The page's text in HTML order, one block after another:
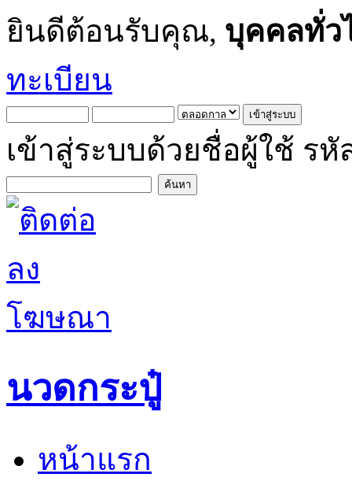
ยินดีต้อนรับคุณ, บุคคลทั่ว
ทะเบียน
เข้าสู่ระบบด้วยชื่อผู้ใช้ รหั
นวดกระปู๋
หน้าแรก